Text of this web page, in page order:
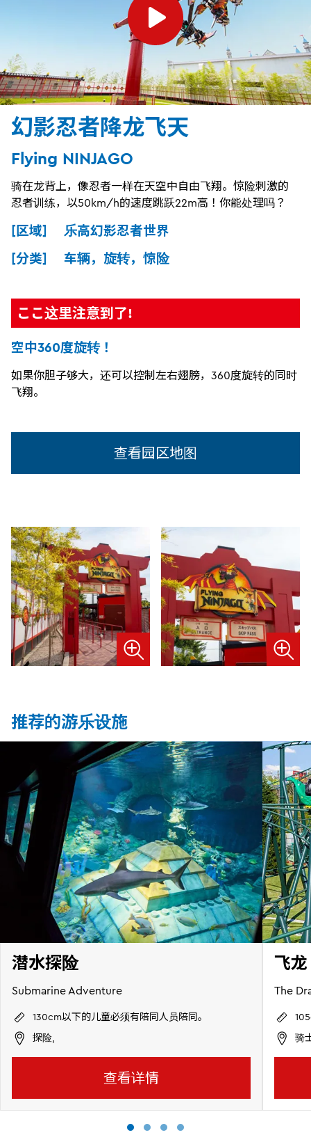
幻影忍者降龙飞天
Flying NINJAGO
骑在龙背上，像忍者一样在天空中自由飞翔。惊险刺激的
忍者训练，以50km/h的速度跳跃22m高！你能处理吗？
[区域] 乐高幻影忍者世界
[分类] 车辆，旋转，惊险
ここ这里注意到了!
空中360度旋转！
如果你胆子够大，还可以控制左右翅膀，360度旋转的同时
飞翔。
查看园区地图
推荐的游乐设施
潜水探险
Submarine Adventure
130cm以下的儿童必须有陪同人员陪同。
探险,
查看详情
飞龙
The
骑